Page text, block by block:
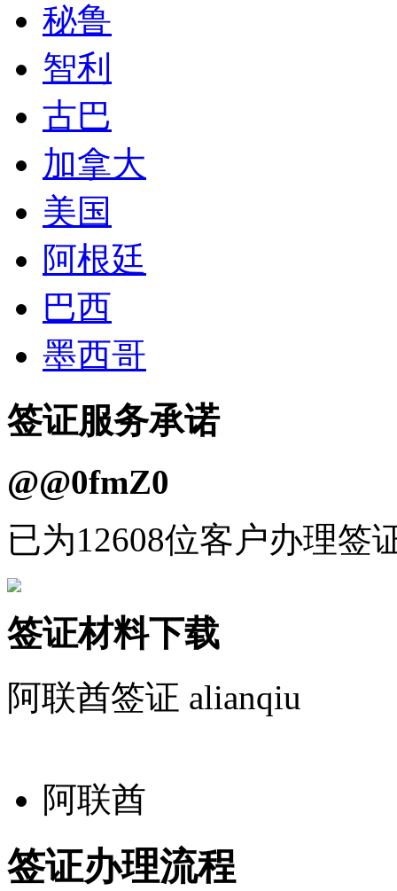
秘鲁
智利
古巴
加拿大
美国
阿根廷
巴西
墨西哥
签证服务承诺
@@0fmZ0
已为12608位客户办理签
签证材料下载
阿联酋签证 alianqiu
阿联酋
签证办理流程